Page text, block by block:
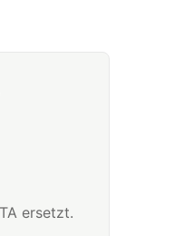
ersetzt.